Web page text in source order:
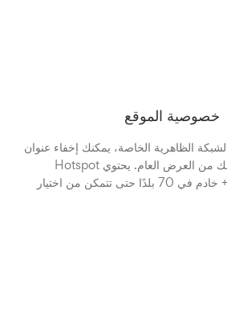
خصوصية الموقع
الظاهرية الخاصة، يمكنك إخفاء عنوان
IP الخاص بك وموقعك من العرض العام. يحتوي Hotspot
Shield على 1800+ خادم في 70 بلدًا حتى تتمكن من اختيار